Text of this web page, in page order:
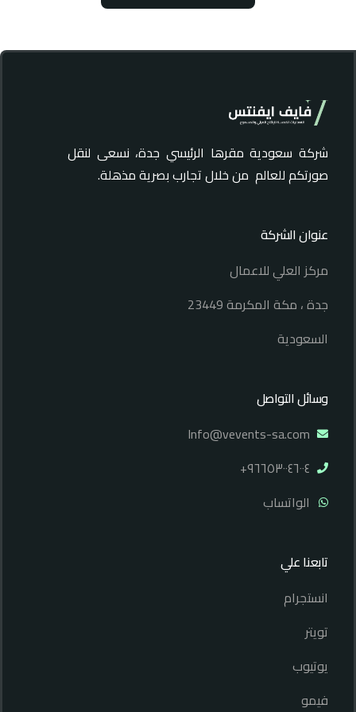
شركة سعودية مقرها الرئيسي جدة، نسعى لنقل
صورتكم للعالم من خلال تجارب بصرية مذهلة.
عنوان الشركة
مركز العلي للاعمال
جدة ، مكة المكرمة 23449
السعودية
وسائل التواصل
Info@vevents-sa.com
۹٦٦٥۳۰۰٤٦۰۰٤+
الواتساب
تابعنا علي
انستجرام
تويتر
يوتيوب
فيمو